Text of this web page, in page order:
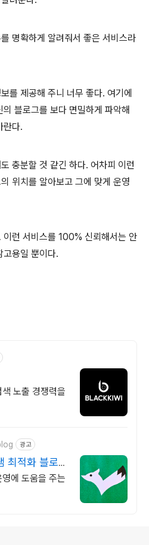
명확하게 알려줘서 좋은 서비스라
를 제공해 주니 너무 좋다. 여기에
블로그를 보다 면밀하게 파악해
란다.
충분할 것 같긴 하다. 어차피 이런
위치를 알아보고 그에 맞게 운영
이런 서비스를 100% 신뢰해서는 안
고용일 뿐이다.
노출 경쟁력을
광고
최적화 블로그
에 도움을 주는